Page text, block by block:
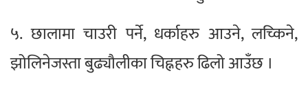
५. छालामा चाउरी पर्ने, धर्काहरु आउने, लच्किने,
झोलिनेजस्ता बुढ्यौलीका चिह्नहरु ढिलो आउँछ ।